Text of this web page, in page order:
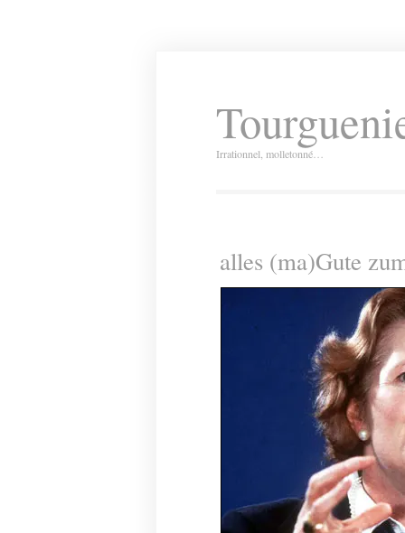
Irrationnel, molletonné…
alles (ma)Gute